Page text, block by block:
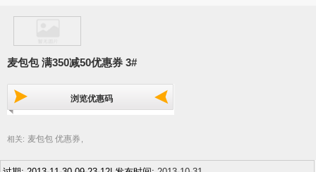
麦包包 满350减50优惠券 3#
浏览优惠码
相关: 麦包包 优惠券